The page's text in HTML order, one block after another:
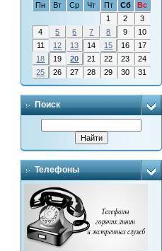
Пн
Вт Ср Чт Пт Сб
Вс
1
2
3
4
5 6 7 8 9
10
11
12 13 14 15 16
17
18
19 20 21 22 23
24
25
26 27 28 29 30 31
Поиск
Телефоны